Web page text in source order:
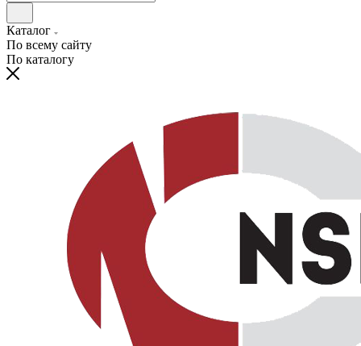
Каталог
По всему сайту
По каталогу